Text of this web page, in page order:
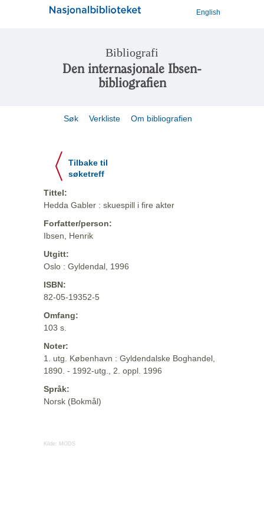
English
Bibliografi
Den internasjonale Ibsen-
bibliografien
Søk Verkliste Om bibliografien
Tilbake til
søketreff
Tittel:
Hedda Gabler : skuespill i fire akter
Forfatter/person:
Ibsen, Henrik
Utgitt:
Oslo : Gyldendal, 1996
ISBN:
82-05-19352-5
Omfang:
103 s.
Noter:
1. utg. København : Gyldendalske Boghandel,
1890. - 1992-utg., 2. oppl. 1996
Språk:
Norsk (Bokmål)
Kilde: MODS